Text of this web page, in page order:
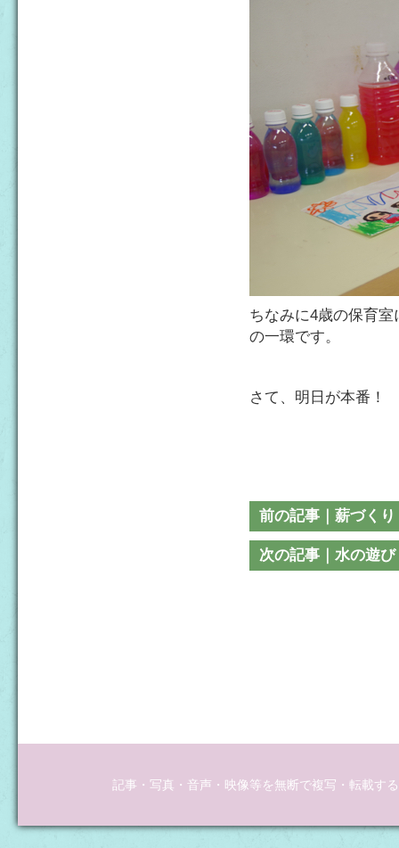
ちなみに4歳の保育
の一環です。
さて、明日が本番！
前の記事｜薪づくり
次の記事｜水の遊
記事・写真・音声・映像等を無断で複写・転載